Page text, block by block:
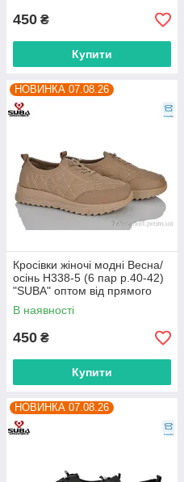
450 ₴
Купити
НОВИНКА 07.08.26
Кросівки жіночі модні Весна/
осінь H338-5 (6 пар р.40-42)
"SUBA" оптом від прямого
постачальника
В наявності
450 ₴
Купити
НОВИНКА 07.08.26